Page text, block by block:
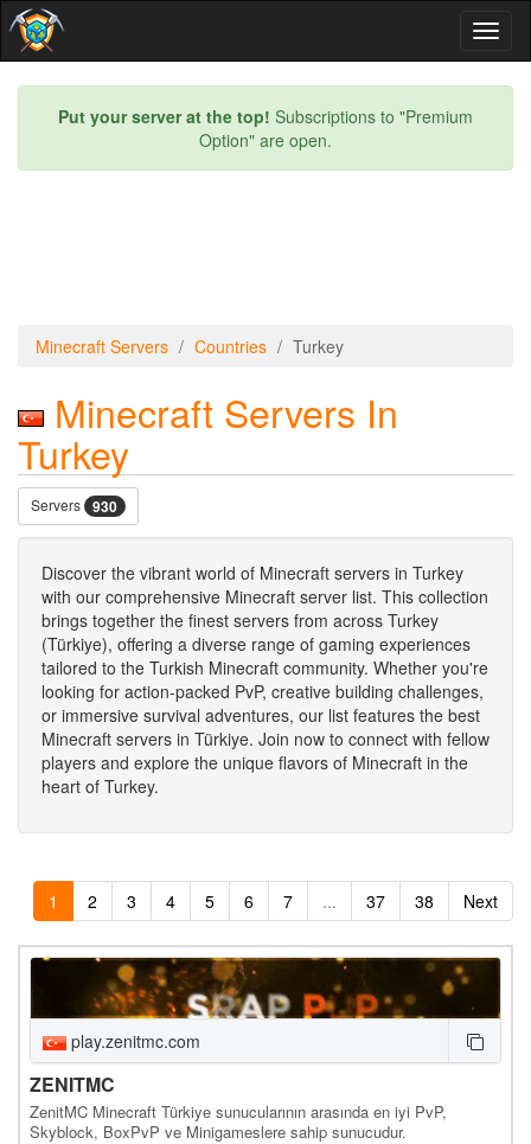
Put your server at the top! Subscriptions to "Premium
Option" are open.
Minecraft Servers Countries Turkey
Minecraft Servers In
Turkey
Servers 930
Discover the vibrant world of Minecraft servers in Turkey
with our comprehensive Minecraft server list. This collection
brings together the finest servers from across Turkey
(Türkiye), offering a diverse range of gaming experiences
tailored to the Turkish Minecraft community. Whether you're
looking for action-packed PvP, creative building challenges,
or immersive survival adventures, our list features the best
Minecraft servers in Türkiye. Join now to connect with fellow
players and explore the unique flavors of Minecraft in the
heart of Turkey.
1 2 3 4 5 6 7 ... 37 38 Next
play.zenitmc.com
ZENITMC
ZenitMC Minecraft Türkiye sunucularının arasında en iyi PvP,
Skyblock, BoxPvP ve Minigameslere sahip sunucudur.